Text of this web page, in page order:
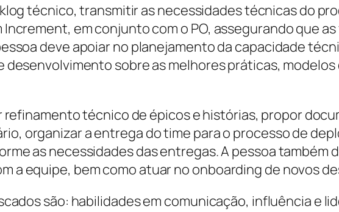
técnico, transmitir as necessidades técnicas do
em conjunto com o PO, assegurando que
deve apoiar no planejamento da capacidade
sobre as melhores práticas,
técnico de épicos e histórias, propor
organizar a entrega do time para o processo de
as necessidades das entregas. A pessoa
a equipe, bem como atuar no onboarding de novos
são: habilidades em comunicação, influência e